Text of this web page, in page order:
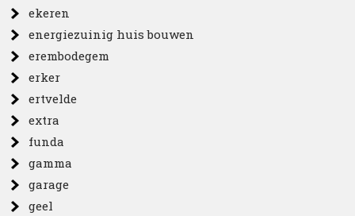
ekeren
energiezuinig huis bouwen
erembodegem
erker
ertvelde
extra
funda
gamma
garage
geel